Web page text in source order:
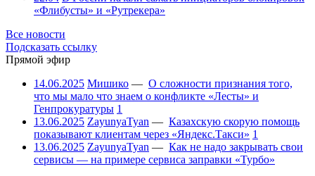
«Флибусты» и «Рутрекера»
Все новости
Подсказать ссылку
Прямой эфир
14.06.2025 Мишико — О сложности признания того,
что мы мало что знаем о конфликте «Лесты» и
Генпрокуратуры 1
13.06.2025 ZayunyaTyan — Казахскую скорую помощь
показывают клиентам через «Яндекс.Такси» 1
13.06.2025 ZayunyaTyan — Как не надо закрывать свои
сервисы — на примере сервиса заправки «Турбо»